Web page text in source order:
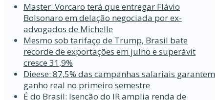
Master: Vorcaro terá que entregar Flávio
Bolsonaro em delação negociada por ex-
advogados de Michelle
Mesmo sob tarifaço de Trump, Brasil bate
recorde de exportações em julho e superávit
cresce 31,9%
Dieese: 87,5% das campanhas salariais garantem
ganho real no primeiro semestre
É do Brasil: Isenção do IR amplia renda de